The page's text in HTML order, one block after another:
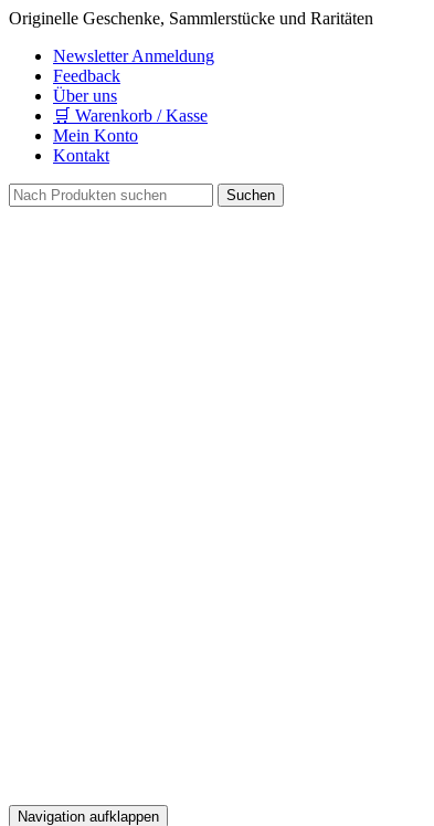
Originelle Geschenke, Sammlerstücke und Raritäten
Newsletter Anmeldung
Feedback
Über uns
🛒 Warenkorb / Kasse
Mein Konto
Kontakt
Navigation aufklappen